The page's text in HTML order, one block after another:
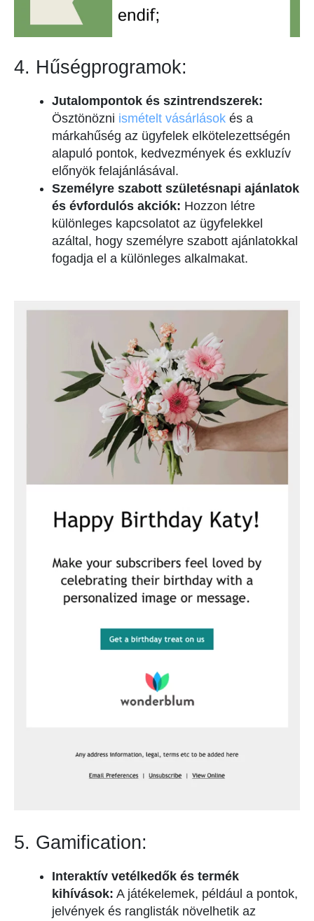
4. Hűségprogramok:
Jutalompontok és szintrendszerek:
Ösztönözni ismételt vásárlások és a
márkahűség az ügyfelek elkötelezettségén
alapuló pontok, kedvezmények és exkluzív
előnyök felajánlásával.
Személyre szabott születésnapi ajánlatok
és évfordulós akciók: Hozzon létre
különleges kapcsolatot az ügyfelekkel
azáltal, hogy személyre szabott ajánlatokkal
fogadja el a különleges alkalmakat.
5. Gamification:
Interaktív vetélkedők és termék
kihívások: A játékelemek, például a pontok,
jelvények és ranglisták növelhetik az